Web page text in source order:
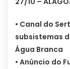
• Canal do
subsistemas
Água Branca
• Anúncio do